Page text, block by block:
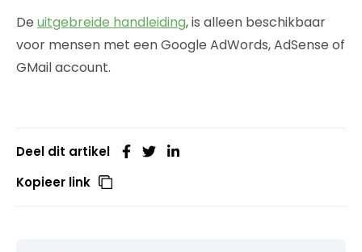
De uitgebreide handleiding, is alleen beschikbaar
voor mensen met een Google AdWords, AdSense of
GMail account.
Deel dit artikel
Kopieer link